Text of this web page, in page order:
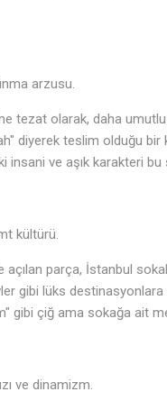
arzusu.
tezat olarak, daha
diyerek teslim olduğu
insani ve aşık karakteri bu
kültürü.
parça, İstanbul
gibi lüks destinasyonlara
gibi çiğ ama sokağa ait
ve dinamizm.